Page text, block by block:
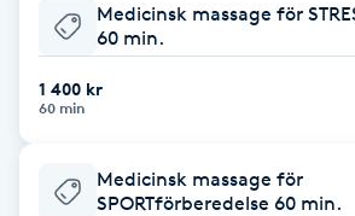
Brynplockning
Bröllopsuppsättning
C
Celluliter
Medicinsk massage för
60 min.
1 400 kr
60 min
Medicinsk massage för
SPORTförberedelse 60 min.